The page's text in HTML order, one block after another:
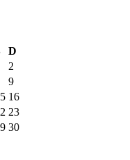
D
2
9
16
23
30